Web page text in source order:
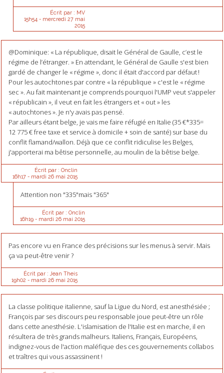
Écrit par : MV
15h54 - mercredi 27 mai
2015
@Dominique: « La république, disait le Général de Gaulle, c’est le
régime de l’étranger. » En attendant, le Général de Gaulle s'est bien
gardé de changer le « régime », donc il était d'accord par défaut !
Pour les autochtones par contre « la république » c'est le « régime
sec ». Au fait maintenant je comprends pourquoi l'UMP veut s'appeler
« républicain », il veut en fait les étrangers et « out » les
« autochtones ». Je n'y avais pas pensé.
Par ailleurs étant belge, je vais me faire réfugié en Italie (35 €*335=
12 775 € free taxe et service à domicile + soin de santé) sur base du
conflit flamand/wallon. Déjà que ce conflit ridiculise les Belges,
j'apporterai ma bêtise personnelle, au moulin de la bêtise belge.
Écrit par : Onclin
16h17- mardi 26 mai 2015
Attention non "335"mais "365"
Écrit par : Onclin
16h19- mardi 26 mai 2015
Pas encore vu en France des précisions sur les menus à servir. Mais
ça va peut-être venir ?
Écrit par : Jean Theis
19h02 - mardi 26 mai 2015
La classe politique italienne, sauf la Ligue du Nord, est anesthésiée ;
François par ses discours peu responsable joue peut-être un rôle
dans cette anesthésie. L'islamisation de l'Italie est en marche, il en
résultera de très grands malheurs. Italiens, Français, Européens,
indignez-vous de l'action maléfique des ces gouvernements collabos
et traîtres qui vous assassinent !